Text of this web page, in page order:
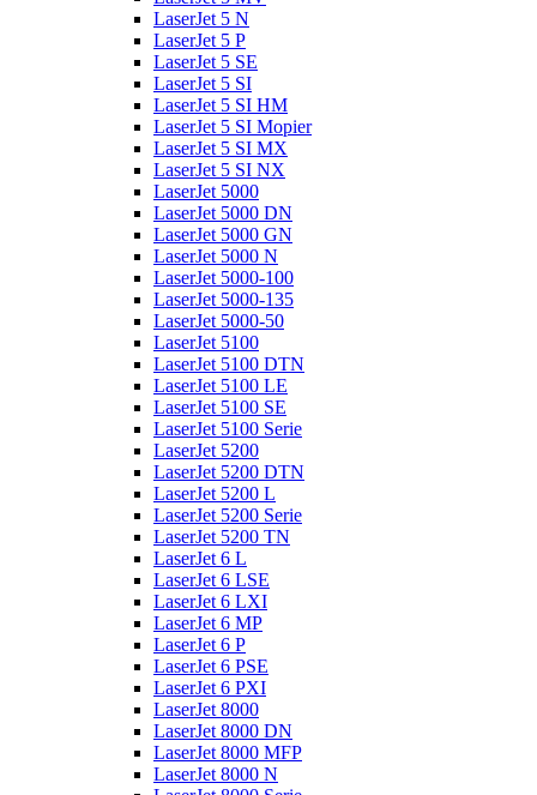
LaserJet 5 N
LaserJet 5 P
LaserJet 5 SE
LaserJet 5 SI
LaserJet 5 SI HM
LaserJet 5 SI Mopier
LaserJet 5 SI MX
LaserJet 5 SI NX
LaserJet 5000
LaserJet 5000 DN
LaserJet 5000 GN
LaserJet 5000 N
LaserJet 5000-100
LaserJet 5000-135
LaserJet 5000-50
LaserJet 5100
LaserJet 5100 DTN
LaserJet 5100 LE
LaserJet 5100 SE
LaserJet 5100 Serie
LaserJet 5200
LaserJet 5200 DTN
LaserJet 5200 L
LaserJet 5200 Serie
LaserJet 5200 TN
LaserJet 6 L
LaserJet 6 LSE
LaserJet 6 LXI
LaserJet 6 MP
LaserJet 6 P
LaserJet 6 PSE
LaserJet 6 PXI
LaserJet 8000
LaserJet 8000 DN
LaserJet 8000 MFP
LaserJet 8000 N